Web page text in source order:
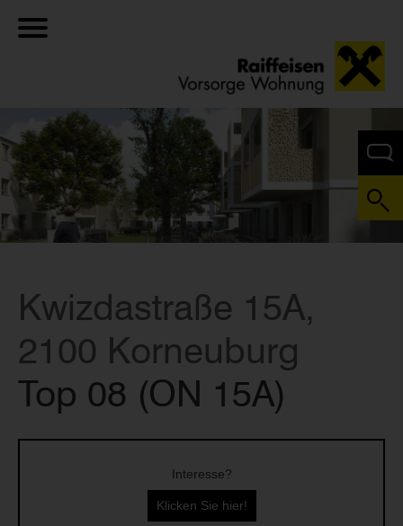
Kwizdastraße 15A,
2100 Korneuburg
Top 08 (ON 15A)
Interesse?
Klicken Sie hier!